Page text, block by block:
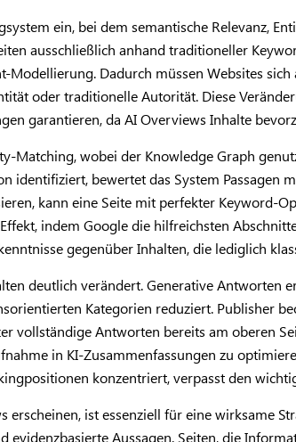
ein, bei dem semantische Relevanz,
ausschließlich anhand traditioneller
Dadurch müssen Websites
oder traditionelle Autorität. Diese
garantieren, da AI Overviews Inhalte
Matching, wobei der Knowledge Graph
identifiziert, bewertet das System Passagen
kann eine Seite mit perfekter Keyword-
indem Google die hilfreichsten
gegenüber Inhalten, die lediglich
deutlich verändert. Generative
Kategorien reduziert. Publisher
vollständige Antworten bereits am oberen
in KI-Zusammenfassungen zu
konzentriert, verpasst den
ist essenziell für eine wirksame
evidenzbasierte Aussagen. Seiten, die